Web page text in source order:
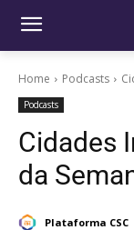
Home Podcasts
Podcasts
Cidades
da
Plataforma CSC